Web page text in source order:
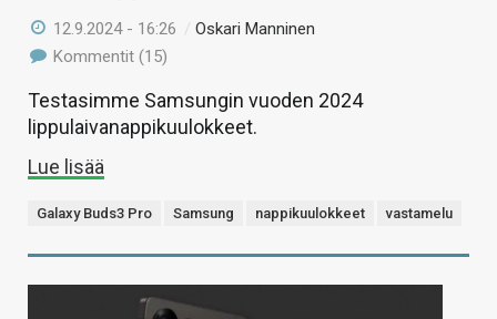
12.9.2024 - 16:26 /Oskari Manninen
Kommentit (15)
Testasimme Samsungin vuoden 2024
lippulaivanappikuulokkeet.
Lue lisää
Galaxy Buds3 Pro Samsung nappikuulokkeet vastamelu